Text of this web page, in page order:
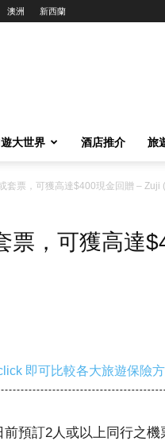
澳洲 新西蘭
大世界 酒店推介 旅
套票，可獲高達$400現金回贈 – Zuji
票，可獲高達
即可比較各大旅遊保險方
預訂2人或以上同行之